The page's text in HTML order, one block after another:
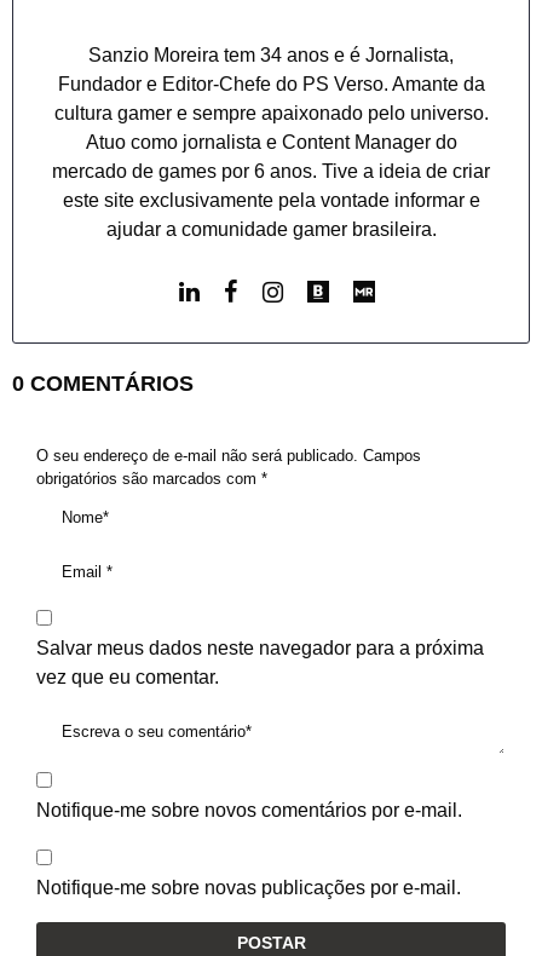
Sanzio Moreira tem 34 anos e é Jornalista,
Fundador e Editor-Chefe do PS Verso. Amante da
cultura gamer e sempre apaixonado pelo universo.
Atuo como jornalista e Content Manager do
mercado de games por 6 anos. Tive a ideia de criar
este site exclusivamente pela vontade informar e
ajudar a comunidade gamer brasileira.
0 COMENTÁRIOS
O seu endereço de e-mail não será publicado. Campos
obrigatórios são marcados com *
Salvar meus dados neste navegador para a próxima
vez que eu comentar.
Notifique-me sobre novos comentários por e-mail.
Notifique-me sobre novas publicações por e-mail.